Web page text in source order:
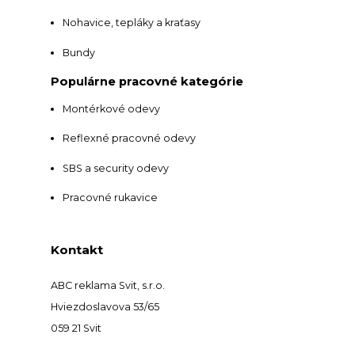
Nohavice, tepláky a kraťasy
Bundy
Populárne pracovné kategórie
Montérkové odevy
Reflexné pracovné odevy
SBS a security odevy
Pracovné rukavice
Kontakt
ABC reklama Svit, s.r.o.
Hviezdoslavova 53/65
059 21 Svit